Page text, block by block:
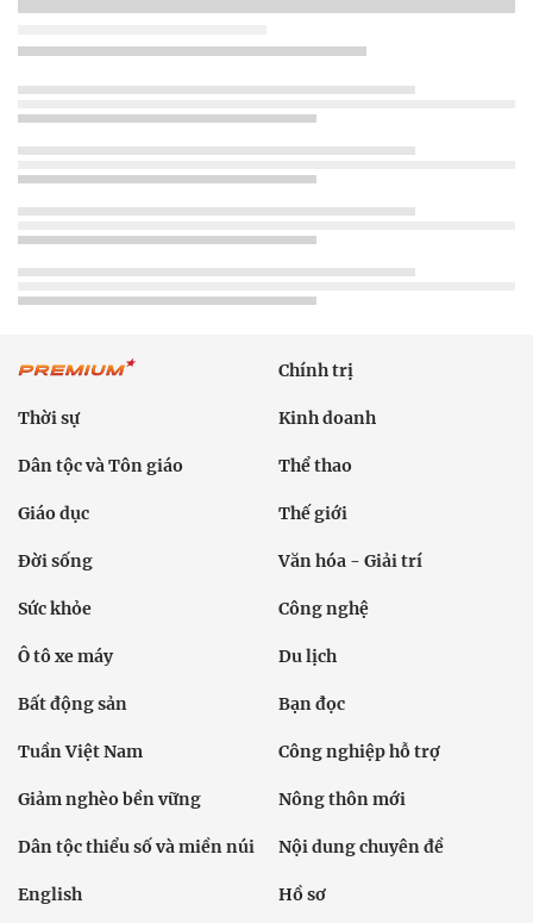
Chính trị
Thời sự Kinh doanh
Dân tộc và Tôn giáo Thể thao
Giáo dục Thế giới
Đời sống Văn hóa - Giải trí
Sức khỏe Công nghệ
Ô tô xe máy Du lịch
Bất động sản Bạn đọc
Tuần Việt Nam Công nghiệp hỗ trợ
Giảm nghèo bền vững Nông thôn mới
Dân tộc thiểu số và miền núi Nội dung chuyên đề
English Hồ sơ